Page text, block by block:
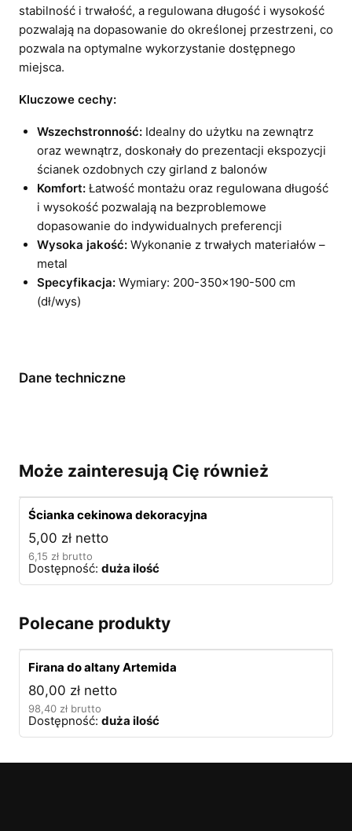
stabilność i trwałość, a regulowana długość i wysokość
pozwalają na dopasowanie do określonej przestrzeni, co
pozwala na optymalne wykorzystanie dostępnego
miejsca.
Kluczowe cechy:
Wszechstronność:Idealny do użytku na zewnątrz
oraz wewnątrz, doskonały do prezentacji ekspozycji
ścianek ozdobnych czy girland z balonów
Komfort: Łatwość montażu oraz regulowana długość
i wysokość pozwalają na bezproblemowe
dopasowanie do indywidualnych preferencji
Wysoka jakość:Wykonanie z trwałych materiałów –
metal
Specyfikacja:Wymiary: 200-350×190-500 cm
(dł/wys)
Dane techniczne
Może zainteresują Cię również
Ścianka cekinowa dekoracyjna
5,00 zł netto
6,15 zł brutto
Dostępność: duża ilość
Polecane produkty
Firana do altany Artemida
80,00 zł netto
98,40 zł brutto
Dostępność: duża ilość